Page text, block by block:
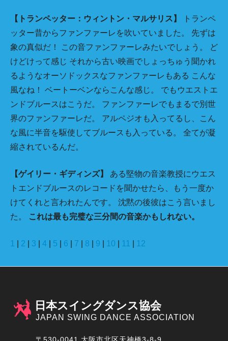
【トランペッター：ウィントン・マルサリス】
トランペ
ッター昔からファンファーレを吹いていました。 先ずは
象の真似だ！ この音ファンファーレみたいでしょう。 ど
けどけって感じ それから古い映画でしょっちゅう聞かれ
るようなオーソドックスなファンファーレもある こんな
風なね！ ベートーベンならこんな感じ。 でもウエストエ
ンドブルースはこうだ。 ファンファーレでもまるで別世
界のファンファーレだ。 アルペジオも入ってるし、こん
な風に半音を駆使してブルースも入っている。 全てが凝
縮されているんだ。
【ゲイリー・ギディンズ】
ある堅物の音楽教授にウエス
トエンドブルースのレコードを聞かせたら、もう一度か
けてくれと言われたんです。 沈黙の後彼はこう言いまし
た。
これは最も完璧な三分間の音楽かもしれない。
1 2 3 4 5 6 7 8 9 10 11 12
日本スイングダンス協会
JAPAN SWING DANCE ASSOCIATION